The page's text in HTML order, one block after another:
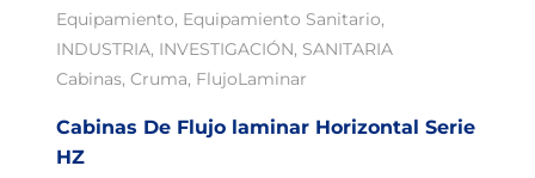
Equipamiento, Equipamiento Sanitario,
INDUSTRIA, INVESTIGACIÓN, SANITARIA
Cabinas, Cruma, FlujoLaminar
Cabinas De Flujo laminar Horizontal Serie
HZ